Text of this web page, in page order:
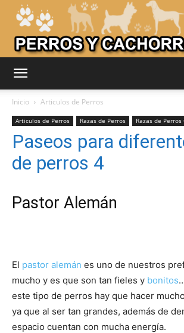
Perros
de
Inicio Articulos de Perros
Articulos de Perros Razas de Perros Razas de Perros
Paseos para
de perros 4
Pastor Alemán
El pastor alemán es uno de nuestros
mucho y es que son tan fieles y bonitos
este tipo de perros hay que hacer
ya que al ser tan grandes, además de
espacio cuentan con mucha energía.